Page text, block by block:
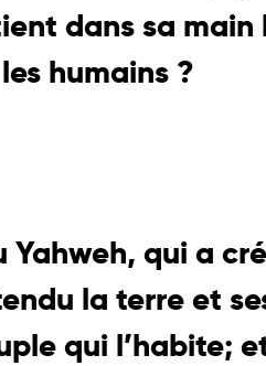
dans sa
humains ?
Yahweh, qui a
la terre et
qui l’habite;